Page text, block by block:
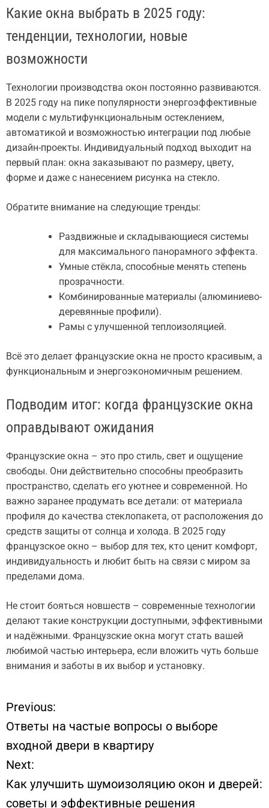
Какие окна выбрать в 2025 году:
тенденции, технологии, новые
возможности
Технологии производства окон постоянно развиваются.
В 2025 году на пике популярности энергоэффективные
модели с мультифункциональным остеклением,
автоматикой и возможностью интеграции под любые
дизайн-проекты. Индивидуальный подход выходит на
первый план: окна заказывают по размеру, цвету,
форме и даже с нанесением рисунка на стекло.
Обратите внимание на следующие тренды:
Раздвижные и складывающиеся системы
для максимального панорамного эффекта.
Умные стёкла, способные менять степень
прозрачности.
Комбинированные материалы (алюминиево-
деревянные профили).
Рамы с улучшенной теплоизоляцией.
Всё это делает французские окна не просто красивым, а
функциональным и энергоэкономичным решением.
Подводим итог: когда французские окна
оправдывают ожидания
Французские окна – это про стиль, свет и ощущение
свободы. Они действительно способны преобразить
пространство, сделать его уютнее и современной. Но
важно заранее продумать все детали: от материала
профиля до качества стеклопакета, от расположения до
средств защиты от солнца и холода. В 2025 году
французское окно – выбор для тех, кто ценит комфорт,
индивидуальность и любит быть на связи с миром за
пределами дома.
Не стоит бояться новшеств – современные технологии
делают такие конструкции доступными, эффективными
и надёжными. Французские окна могут стать вашей
любимой частью интерьера, если вложить чуть больше
внимания и заботы в их выбор и установку.
Н
а
в
и
Previous:
Ответы на частые вопросы о выборе
входной двери в квартиру
Next:
Как улучшить шумоизоляцию окон и дверей:
советы и эффективные решения